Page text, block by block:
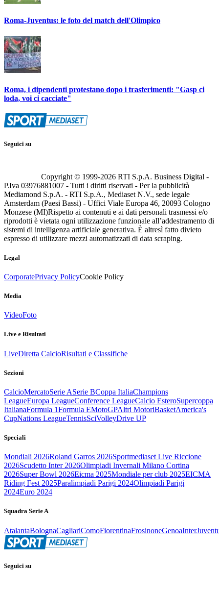
Roma-Juventus: le foto del match dell'Olimpico
Roma, i dipendenti protestano dopo i trasferimenti: "Gasp ci
loda, voi ci cacciate"
Seguici su
Copyright © 1999-2026 RTI S.p.A. Business Digital -
P.Iva 03976881007 - Tutti i diritti riservati - Per la pubblicità
Mediamond S.p.A. - RTI S.p.A., Mediaset N.V., sede legale
Amsterdam (Paesi Bassi) - Uffici Viale Europa 46, 20093 Cologno
Monzese (MI)Rispetto ai contenuti e ai dati personali trasmessi e/o
riprodotti è vietata ogni utilizzazione funzionale all’addestramento di
sistemi di intelligenza artificiale generativa. È altresì fatto divieto
espresso di utilizzare mezzi automatizzati di data scraping.
Legal
CorporatePrivacy PolicyCookie Policy
Media
VideoFoto
Live e Risultati
LiveDiretta CalcioRisultati e Classifiche
Sezioni
CalcioMercatoSerie ASerie BCoppa ItaliaChampions
LeagueEuropa LeagueConference LeagueCalcio EsteroSupercoppa
ItalianaFormula 1Formula EMotoGPAltri MotoriBasketAmerica's
CupNations LeagueTennisSciVolleyDrive UP
Speciali
Mondiali 2026Roland Garros 2026Sportmediaset Live Riccione
2026Scudetto Inter 2026Olimpiadi Invernali Milano Cortina
2026Super Bowl 2026Eicma 2025Mondiale per club 2025EICMA
Riding Fest 2025Paralimpiadi Parigi 2024Olimpiadi Parigi
2024Euro 2024
Squadra Serie A
AtalantaBolognaCagliariComoFiorentinaFrosinoneGenoaInter
Seguici su